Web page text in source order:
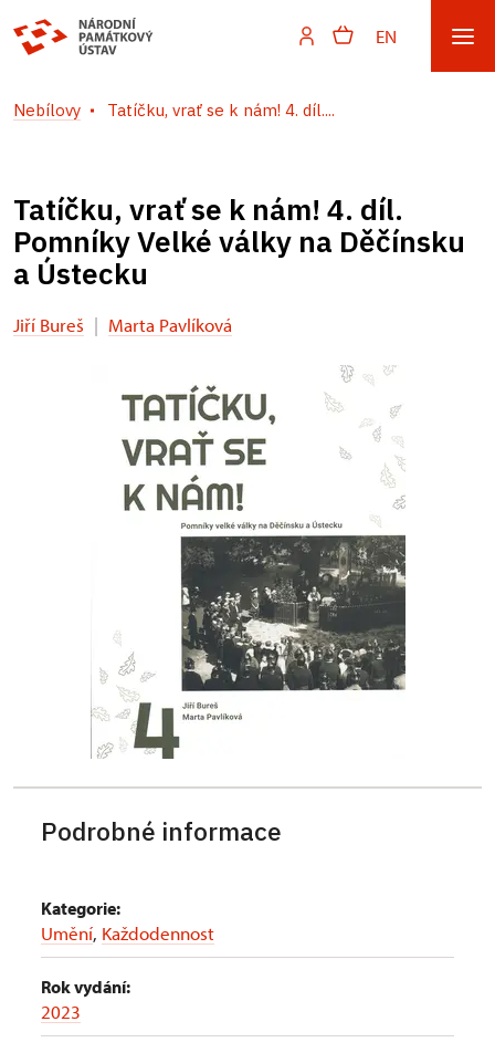
EN
Nebílovy Tatíčku, vrať se k nám! 4. díl....
Tatíčku, vrať se k nám! 4. díl.
Pomníky Velké války na Děčínsku
a Ústecku
Jiří Bureš | Marta Pavlíková
Podrobné informace
Kategorie:
Umění, Každodennost
Rok vydání:
2023